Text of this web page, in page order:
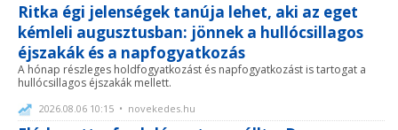
Ritka égi jelenségek tanúja lehet, aki az eget
kémleli augusztusban: jönnek a hullócsillagos
éjszakák és a napfogyatkozás
A hónap részleges holdfogyatkozást és napfogyatkozást is tartogat a
hullócsillagos éjszakák mellett.
2026.08.06 10:15 • novekedes.hu